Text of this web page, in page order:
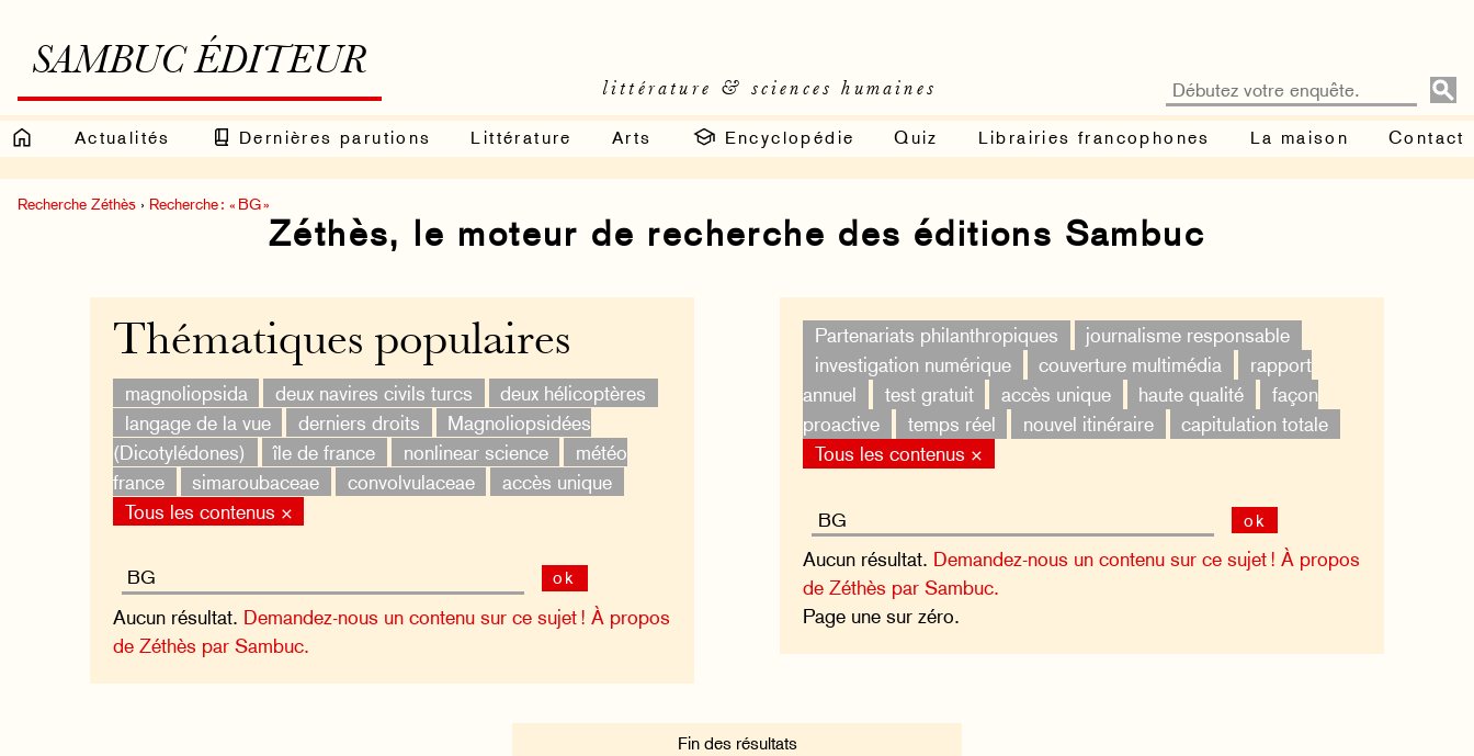
SAMBUC ÉDITEUR
littérature & sciences humaines
Actualités Dernières parutions Littérature Arts Encyclopédie Quiz Librairies francophones La maison Contact
Recherche Zéthès › Recherche : « BG »
Zéthès, le moteur de recherche des éditions Sambuc
Partenariats philanthropiques
journalisme responsable
investigation numérique
couverture multimédia
rapport
annuel
test gratuit accès unique haute qualité
façon
proactive
temps réel nouvel itinéraire
capitulation totale
Tous les contenus ×
ok
Aucun résultat. Demandez-nous un contenu sur ce sujet ! À propos
de Zéthès par Sambuc.
Page une sur zéro.
Thématiques populaires
magnoliopsida deux navires civils turcs
deux hélicoptères
langage de la vue
derniers droits
Magnoliopsidées
(Dicotylédones)
île de france nonlinear science
météo
france
simaroubaceae convolvulaceae
accès unique
Tous les contenus ×
ok
Aucun résultat. Demandez-nous un contenu sur ce sujet ! À propos
de Zéthès par Sambuc.
Fin des résultats